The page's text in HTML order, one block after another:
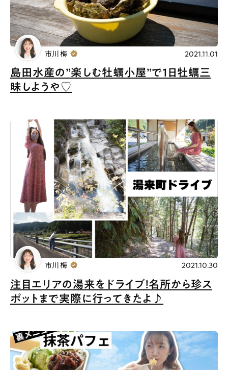
島田水産の”楽しむ牡蠣小屋”で1日牡蠣三
昧しようや♡
市川 梅 2021.11.01
注目エリアの湯来をドライブ！名所から珍ス
ポットまで実際に行ってきたよ♪
市川 梅 2021.10.30